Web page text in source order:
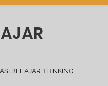
BELAJAR THINKING